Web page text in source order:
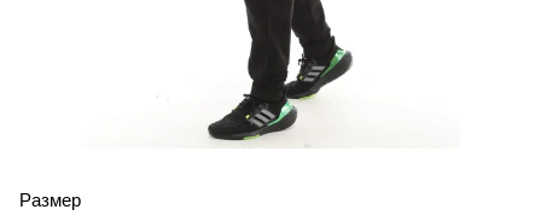
Размер